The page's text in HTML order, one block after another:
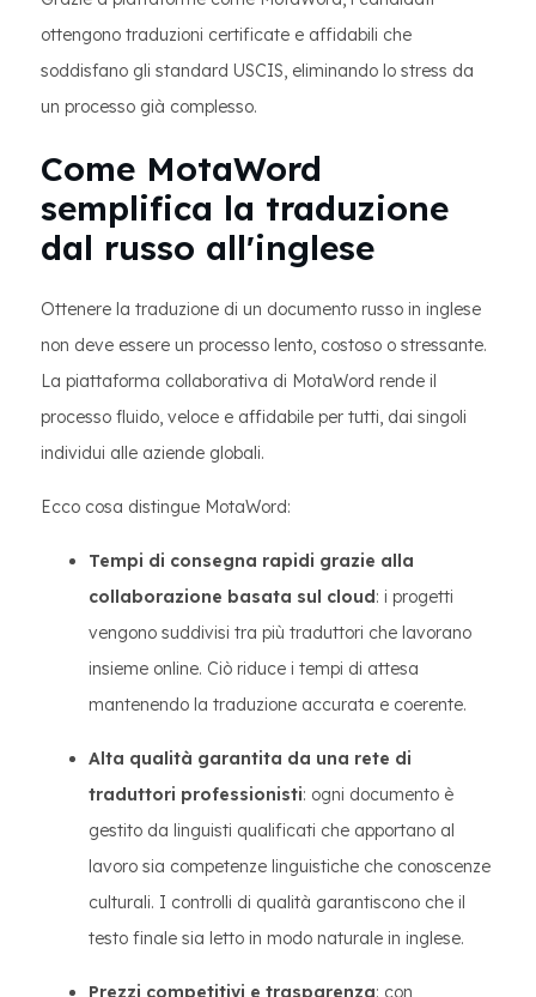
ottengono traduzioni certificate e affidabili che
soddisfano gli standard USCIS, eliminando lo stress da
un processo già complesso.
Come MotaWord
semplifica la traduzione
dal russo all'inglese
Ottenere la traduzione di un documento russo in inglese
non deve essere un processo lento, costoso o stressante.
La piattaforma collaborativa di MotaWord rende il
processo fluido, veloce e affidabile per tutti, dai singoli
individui alle aziende globali.
Ecco cosa distingue MotaWord:
Tempi di consegna rapidi grazie alla
collaborazione basata sul cloud: i progetti
vengono suddivisi tra più traduttori che lavorano
insieme online. Ciò riduce i tempi di attesa
mantenendo la traduzione accurata e coerente.
Alta qualità garantita da una rete di
traduttori professionisti: ogni documento è
gestito da linguisti qualificati che apportano al
lavoro sia competenze linguistiche che conoscenze
culturali. I controlli di qualità garantiscono che il
testo finale sia letto in modo naturale in inglese.
Prezzi competitivi e trasparenza: con